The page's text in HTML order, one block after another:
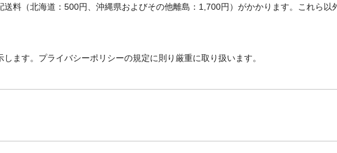
料（北海道：500円、沖縄県およびその他離島：1,700円）がかかります。これら以
ます。プライバシーポリシーの規定に則り厳重に取り扱います。